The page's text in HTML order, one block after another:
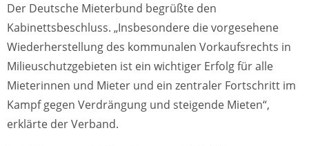
Der Deutsche Mieterbund begrüßte den
Kabinettsbeschluss. „Insbesondere die vorgesehene
Wiederherstellung des kommunalen Vorkaufsrechts in
Milieuschutzgebieten ist ein wichtiger Erfolg für alle
Mieterinnen und Mieter und ein zentraler Fortschritt im
Kampf gegen Verdrängung und steigende Mieten“,
erklärte der Verband.